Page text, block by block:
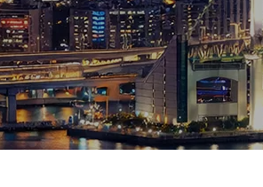
ス四大大会・五輪